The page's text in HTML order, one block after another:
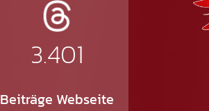
3.401
Beiträge Webseite